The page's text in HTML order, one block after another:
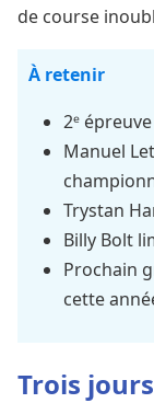
de course
À retenir
2ᵉ
Manuel
Trystan
Billy Bolt
Prochain
cette
Trois